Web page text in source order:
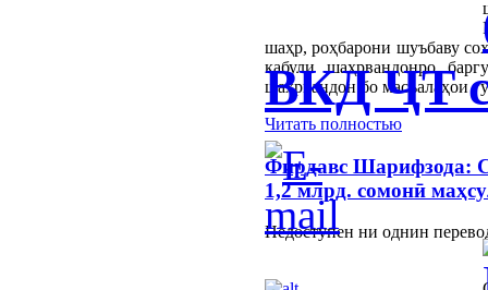
шаҳр, роҳбарони шуъбаву
қабули шаҳрвандонро
шаҳрвандон бо масъалаҳои
Читать полностью
Фирдавс Шарифзода:
1,2 млрд. сомонӣ
Недоступен ни однин
ВКД ҶТ